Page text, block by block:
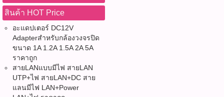
สินค้า HOT Price
อะแดปเตอร์ DC12V
Adapterสำหรับกล้องวงจรปิด
ขนาด 1A 1.2A 1.5A 2A 5A
ราคาถูก
สายLANแบบมีไฟ สายLAN
UTP+ไฟ สายLAN+DC สาย
แลนมีไฟ LAN+Power